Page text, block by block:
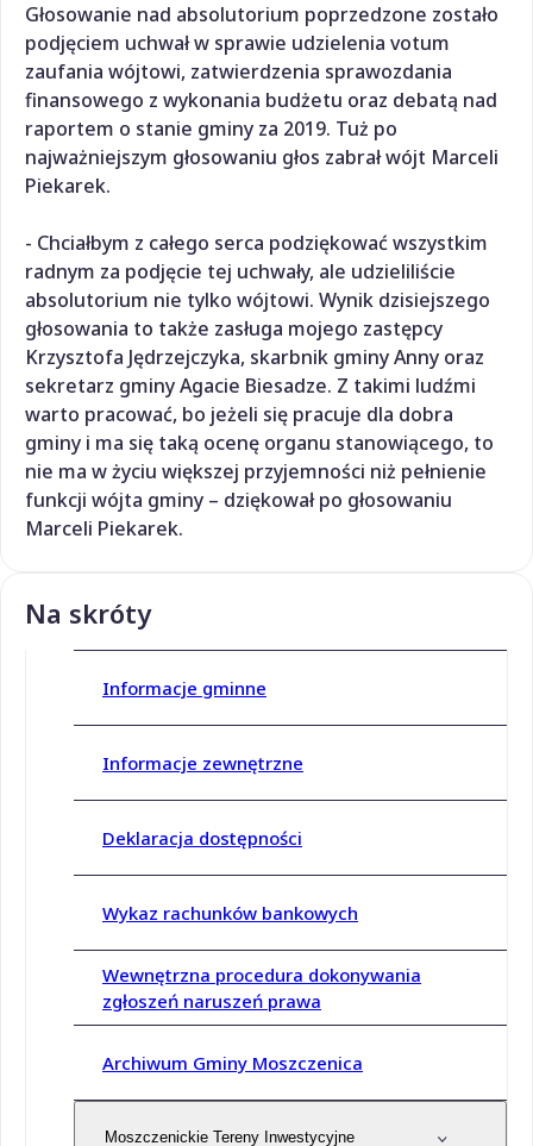
Głosowanie nad absolutorium poprzedzone zostało
podjęciem uchwał w sprawie udzielenia votum
zaufania wójtowi, zatwierdzenia sprawozdania
finansowego z wykonania budżetu oraz debatą nad
raportem o stanie gminy za 2019. Tuż po
najważniejszym głosowaniu głos zabrał wójt Marceli
Piekarek.
- Chciałbym z całego serca podziękować wszystkim
radnym za podjęcie tej uchwały, ale udzieliliście
absolutorium nie tylko wójtowi. Wynik dzisiejszego
głosowania to także zasługa mojego zastępcy
Krzysztofa Jędrzejczyka, skarbnik gminy Anny oraz
sekretarz gminy Agacie Biesadze. Z takimi ludźmi
warto pracować, bo jeżeli się pracuje dla dobra
gminy i ma się taką ocenę organu stanowiącego, to
nie ma w życiu większej przyjemności niż pełnienie
funkcji wójta gminy – dziękował po głosowaniu
Marceli Piekarek.
Na skróty
Informacje gminne
Informacje zewnętrzne
Deklaracja dostępności
Wykaz rachunków bankowych
Wewnętrzna procedura dokonywania
zgłoszeń naruszeń prawa
Archiwum Gminy Moszczenica
Moszczenickie Tereny Inwestycyjne